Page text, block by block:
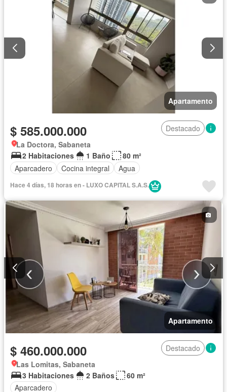
Apartamento
$ 585.000.000
Destacado
La Doctora, Sabaneta
2 Habitaciones
1 Baño
80 m²
Aparcadero
Cocina integral Agua
Hace 4 días, 18 horas en - LUXO CAPITAL S.A.S.
Apartamento
$ 460.000.000
Destacado
Las Lomitas, Sabaneta
3 Habitaciones
2 Baños
60 m²
Aparcadero